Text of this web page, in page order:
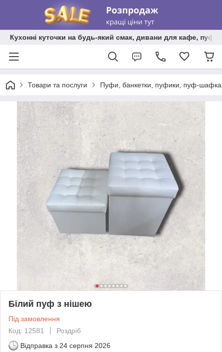
Кухонні куточки на будь-який смак, дивани для кафе,
Товари та послуги Пуфи, банкетки, пуфики, пуф-
Білий пуф з нішею
Під замовлення
Код: 12581
Роздріб
Відправка з 24 серпня 2026